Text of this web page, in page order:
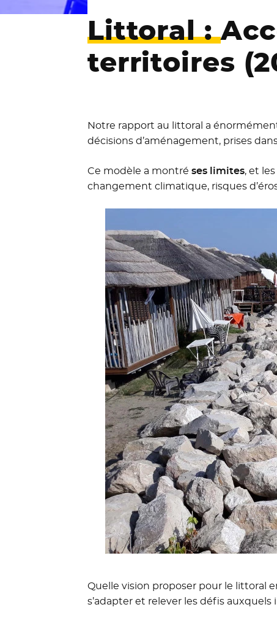
Littoral :
territoires
Notre rapport au littoral a
décisions d’aménagement, prises
Ce modèle a montré ses limites, et les
changement climatique, risques
Quelle vision proposer pour le littoral
s’adapter et relever les défis auxquels